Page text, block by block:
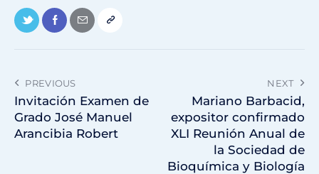
PREVIOUS
Invitación Examen de
Grado José Manuel
Arancibia Robert
NEXT
Mariano Barbacid,
expositor confirmado
XLI Reunión Anual de
la Sociedad de
Bioquímica y Biología